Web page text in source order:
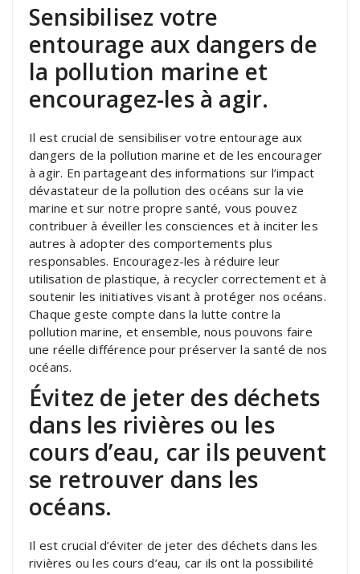
Sensibilisez votre
entourage aux dangers de
la pollution marine et
encouragez-les à agir.
Il est crucial de sensibiliser votre entourage aux
dangers de la pollution marine et de les encourager
à agir. En partageant des informations sur l’impact
dévastateur de la pollution des océans sur la vie
marine et sur notre propre santé, vous pouvez
contribuer à éveiller les consciences et à inciter les
autres à adopter des comportements plus
responsables. Encouragez-les à réduire leur
utilisation de plastique, à recycler correctement et à
soutenir les initiatives visant à protéger nos océans.
Chaque geste compte dans la lutte contre la
pollution marine, et ensemble, nous pouvons faire
une réelle différence pour préserver la santé de nos
océans.
Évitez de jeter des déchets
dans les rivières ou les
cours d’eau, car ils peuvent
se retrouver dans les
océans.
Il est crucial d’éviter de jeter des déchets dans les
rivières ou les cours d’eau, car ils ont la possibilité